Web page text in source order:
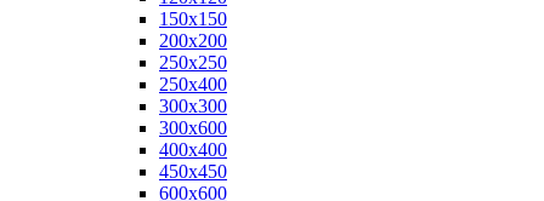
150х150
200х200
250х250
250х400
300х300
300х600
400х400
450х450
600х600